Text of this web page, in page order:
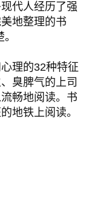
代人经历了强
地整理的书
理的32种特征
臭脾气的上司
畅地阅读。书
地铁上阅读。